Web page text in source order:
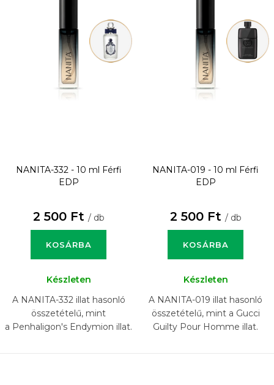
NANITA-332 - 10 ml
Férfi
EDP
2 500 Ft / db
KOSÁRBA
Készleten
A NANITA-332 illat hasonló
összetételű, mint
a Penhaligon's Endymion illat.
NANITA-019 - 10 ml
Férfi
EDP
2 500 Ft / db
KOSÁRBA
Készleten
A NANITA-019 illat hasonló
összetételű, mint a Gucci
Guilty Pour Homme illat.